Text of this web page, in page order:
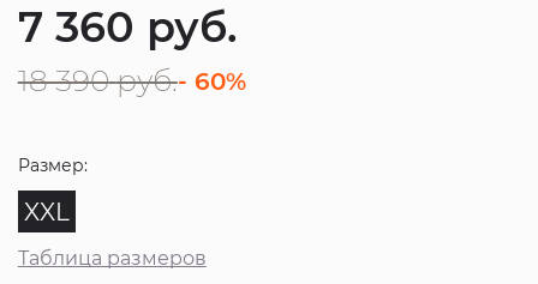
7 360 руб.
18 390 руб.- 60%
Размер:
XXL
Таблица размеров